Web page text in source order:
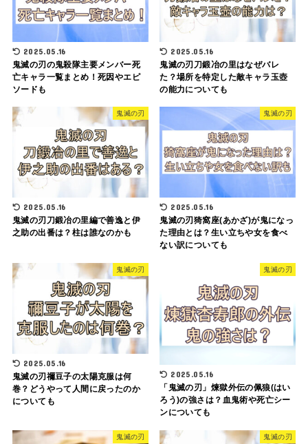
2025.05.16
鬼滅の刃の鬼殺隊主要メンバー死
亡キャラ一覧まとめ！死因やエピ
ソードも
2025.05.16
鬼滅の刃刀鍛冶の里はなぜバレ
た？場所を特定した敵キャラ玉壺
の能力についても
鬼滅の刃
2025.05.16
鬼滅の刃刀鍛冶の里編で善逸と伊
之助の出番は？柱は誰なのかも
鬼滅の刃
2025.05.16
鬼滅の刃猗窩座(あかざ)が鬼になっ
た理由とは？生い立ちや女を食べ
ない訳についても
鬼滅の刃
2025.05.16
鬼滅の刃禰豆子の太陽克服は何
巻？どうやって人間に戻ったのか
についても
鬼滅の刃
2025.05.16
「鬼滅の刃」煉獄外伝の佩狼(はい
ろう)の強さは？血鬼術や死亡シー
ンについても
鬼滅の刃 鬼滅の刃